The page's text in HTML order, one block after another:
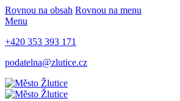
Rovnou na obsah Rovnou na menu
Menu
+420 353 393 171
podatelna@zlutice.cz